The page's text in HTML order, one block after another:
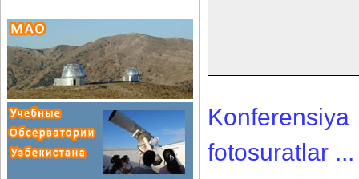
fotosuratlar ...